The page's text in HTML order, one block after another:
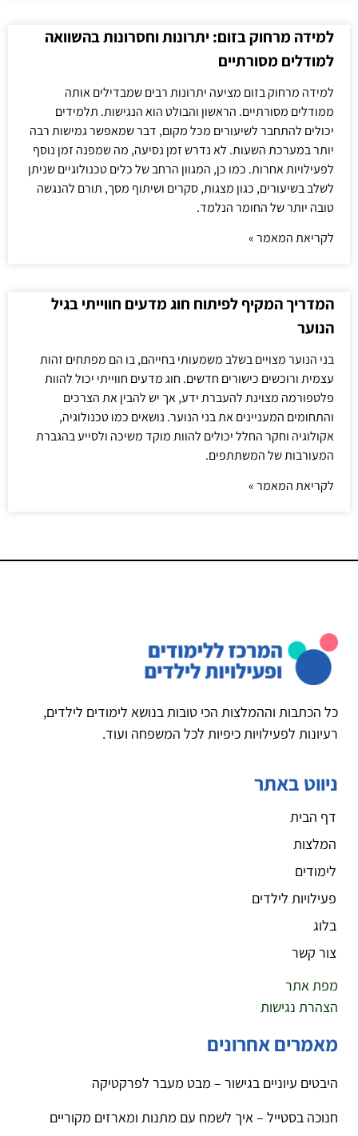
למידה מרחוק בזום: יתרונות וחסרונות בהשוואה
למודלים מסורתיים
למידה מרחוק בזום מציעה יתרונות רבים שמבדילים אותה
ממודלים מסורתיים. הראשון והבולט הוא הנגישות. תלמידים
יכולים להתחבר לשיעורים מכל מקום, דבר שמאפשר גמישות רבה
יותר במערכת השעות. לא נדרש זמן נסיעה, מה שמפנה זמן נוסף
לפעילויות אחרות. כמו כן, המגוון הרחב של כלים טכנולוגיים שניתן
לשלב בשיעורים, כגון מצגות, סקרים ושיתוף מסך, תורם להנגשה
טובה יותר של החומר הנלמד.
לקריאת המאמר »
המדריך המקיף לפיתוח חוג מדעים חווייתי בגיל
הנוער
בני הנוער מצויים בשלב משמעותי בחייהם, בו הם מפתחים זהות
עצמית ורוכשים כישורים חדשים. חוג מדעים חווייתי יכול להוות
פלטפורמה מצוינת להעברת ידע, אך יש להבין את הצרכים
והתחומים המעניינים את בני הנוער. נושאים כמו טכנולוגיה,
אקולוגיה וחקר החלל יכולים להוות מוקד משיכה ולסייע בהגברת
המעורבות של המשתתפים.
לקריאת המאמר »
כל הכתבות וההמלצות הכי טובות בנושא לימודים לילדים,
רעיונות לפעילויות כיפיות לכל המשפחה ועוד.
ניווט באתר
דף הבית
המלצות
לימודים
פעילויות לילדים
בלוג
צור קשר
מפת אתר
הצהרת נגישות
מאמרים אחרונים
היבטים עיוניים בגישור – מבט מעבר לפרקטיקה
חנוכה בסטייל – איך לשמח עם מתנות ומארזים מקוריים